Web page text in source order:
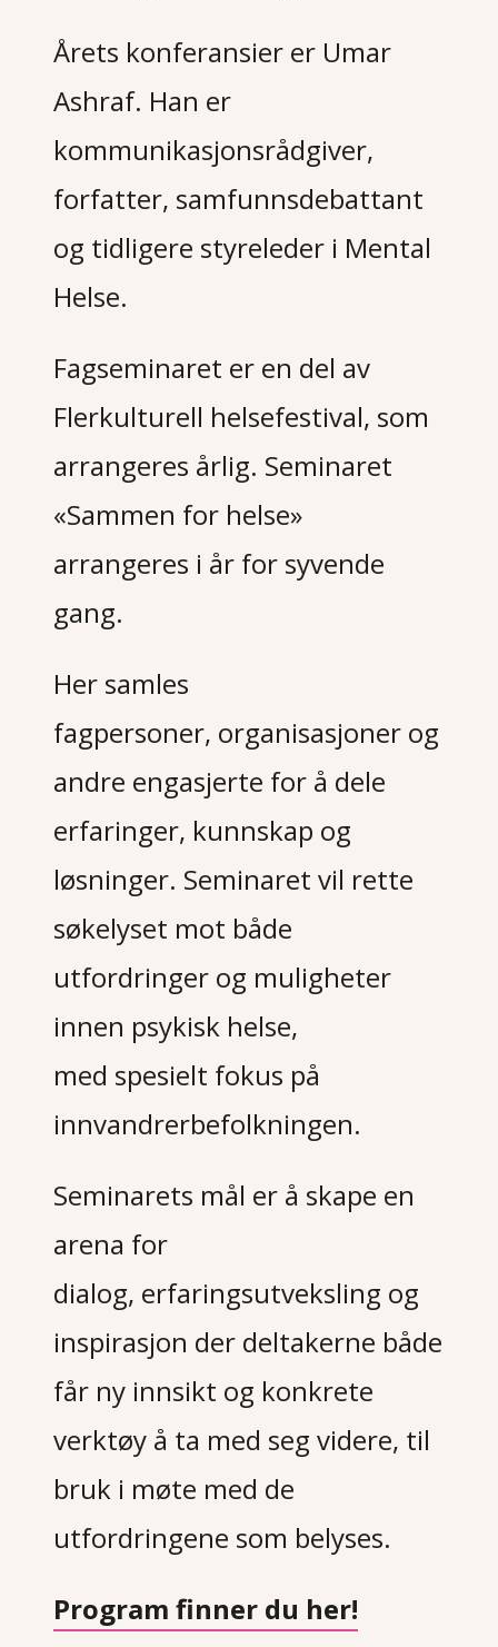
Årets konferansier er Umar
Ashraf. Han er
kommunikasjonsrådgiver,
forfatter, samfunnsdebattant
og tidligere styreleder i Mental
Helse.
Fagseminaret er en del av
Flerkulturell helsefestival, som
arrangeres årlig. Seminaret
«Sammen for helse»
arrangeres i år for syvende
gang.
Her samles
fagpersoner, organisasjoner og
andre engasjerte for å dele
erfaringer, kunnskap og
løsninger. Seminaret vil rette
søkelyset mot både
utfordringer og muligheter
innen psykisk helse,
med spesielt fokus på
innvandrerbefolkningen.
Seminarets mål er å skape en
arena for
dialog, erfaringsutveksling og
inspirasjon der deltakerne både
får ny innsikt og konkrete
verktøy å ta med seg videre, til
bruk i møte med de
utfordringene som belyses.
Program finner du her!